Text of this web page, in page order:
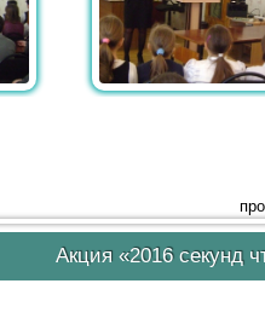
Акция «2016 секунд